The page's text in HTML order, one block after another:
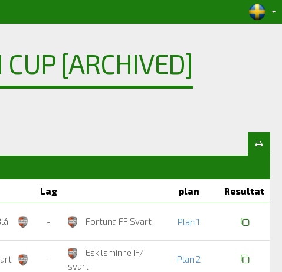
[ARCHIVED]
Lag plan Resultat
- Fortuna FF:Svart Plan 1
-
Eskilsminne IF/
svart
Plan 2